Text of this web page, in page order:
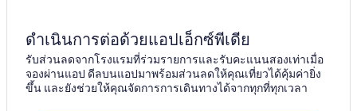
ดำเนินการต่อด้วยแอปเอ็กซ์พีเดีย
รับส่วนลดจากโรงแรมที่ร่วมรายการและรับคะแนนสองเท่าเมื่อ
จองผ่านแอป ดีลบนแอปมาพร้อมส่วนลดให้คุณเที่ยวได้คุ้มค่ายิ่ง
ขึ้น และยังช่วยให้คุณจัดการการเดินทางได้จากทุกที่ทุกเวลา